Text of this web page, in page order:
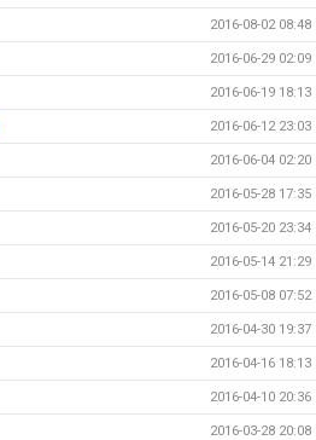
2016-08-02 08:48
2016-06-29 02:09
2016-06-19 18:13
2016-06-12 23:03
2016-06-04 02:20
2016-05-28 17:35
2016-05-20 23:34
2016-05-14 21:29
2016-05-08 07:52
2016-04-30 19:37
2016-04-16 18:13
2016-04-10 20:36
2016-03-28 20:08